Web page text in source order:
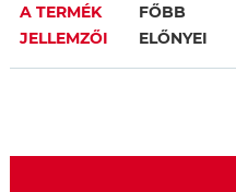
A TERMÉK
JELLEMZŐI
FŐBB
ELŐNYEI